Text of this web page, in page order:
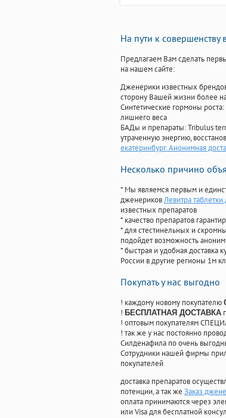
На пути к совершенству
Предлагаем Вам сделать
на нашем сайте:
Дженерики известных
сторону Вашей жизни более
Синтетические гормоны роста
лишнего веса
БАДы и препараты:Tribulus
утраченную энергию,
екатеринбург. Анонимная
Несколько причино
* Мы являемся первым и
дженериковЛевитра
известных препаратов
* качество препаратов
* для стестинельных и
подойдет возможность
* быстрая и удобная доставка
России в другие регионы 1м
Покупать у нас выгодно
! каждому новому покупателю
! БЕСПЛАТНАЯ ДОСТАВКА
! оптовым покупателям
! так же у нас постоянно
Силденафила по очень
Cотрудники нашей фирмы
покупателей
доставка препаратов
потенции, а так же Заказ
оплата принимаются через
или Visa для бесплатной